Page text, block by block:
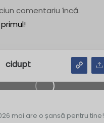
comentariu încă.
primul!
cidupt
mai are o șansă pentru tine!